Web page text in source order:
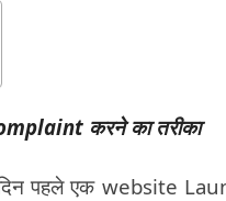
करने का तरीका
पहले एक website